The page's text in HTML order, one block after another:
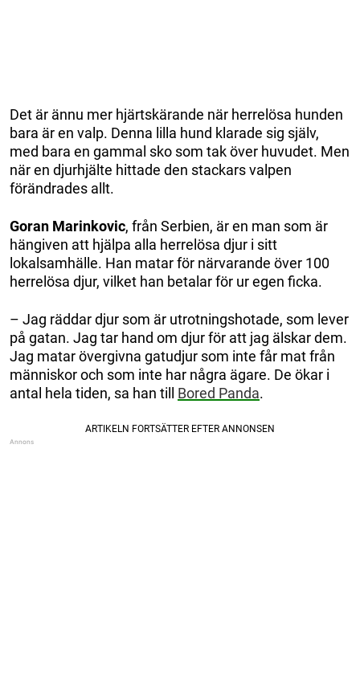
Det är ännu mer hjärtskärande när herrelösa hunden
bara är en valp. Denna lilla hund klarade sig själv,
med bara en gammal sko som tak över huvudet. Men
när en djurhjälte hittade den stackars valpen
förändrades allt.
Goran Marinkovic, från Serbien, är en man som är
hängiven att hjälpa alla herrelösa djur i sitt
lokalsamhälle. Han matar för närvarande över 100
herrelösa djur, vilket han betalar för ur egen ficka.
– Jag räddar djur som är utrotningshotade, som lever
på gatan. Jag tar hand om djur för att jag älskar dem.
Jag matar övergivna gatudjur som inte får mat från
människor och som inte har några ägare. De ökar i
antal hela tiden, sa han till Bored Panda.